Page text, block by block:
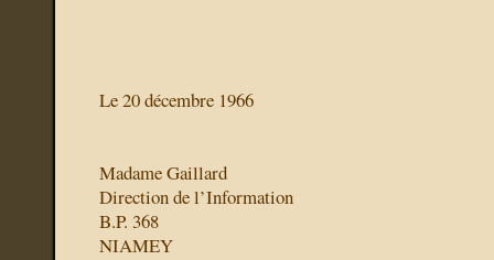
Le 20 décembre 1966
Madame Gaillard
Direction de l’Information
B.P. 368
NIAMEY